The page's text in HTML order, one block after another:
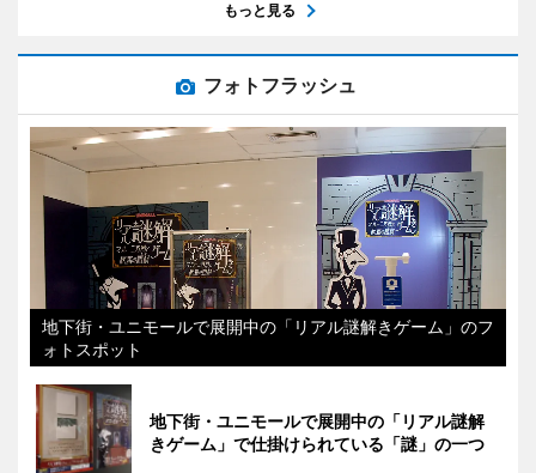
もっと見る
フォトフラッシュ
地下街・ユニモールで展開中の「リアル謎解きゲーム」のフ
ォトスポット
地下街・ユニモールで展開中の「リアル謎解
きゲーム」で仕掛けられている「謎」の一つ